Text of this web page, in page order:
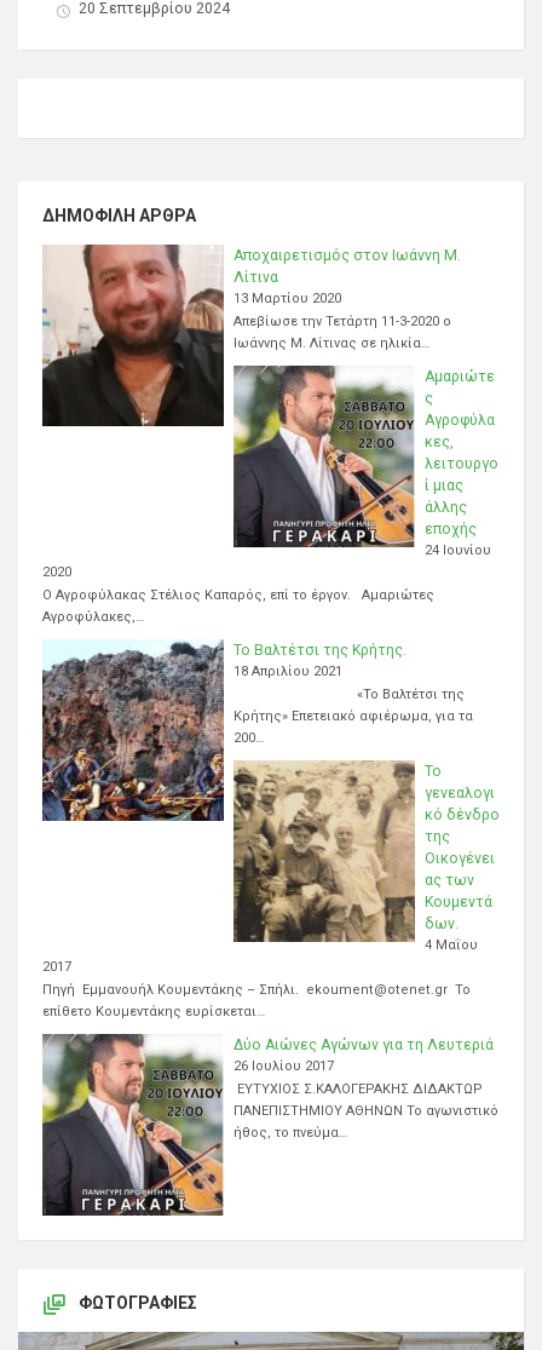
20 Σεπτεμβρίου 2024
ΔΗΜΟΦΙΛΉ ΆΡΘΡΑ
Αποχαιρετισμός στον Ιωάννη Μ.
Λίτινα
13 Μαρτίου 2020
Απεβίωσε την Τετάρτη 11-3-2020 ο
Ιωάννης Μ. Λίτινας σε ηλικία…
Αμαριώτε
ς
Αγροφύλα
κες,
λειτουργο
ί μιας
άλλης
εποχής
24 Ιουνίου
2020
Ο Αγροφύλακας Στέλιος Καπαρός, επί το έργον. Αμαριώτες
Αγροφύλακες,…
Το Βαλτέτσι της Κρήτης.
18 Απριλίου 2021
«Το Βαλτέτσι της
Κρήτης» Επετειακό αφιέρωμα, για τα
200…
Το
γενεαλογι
κό δένδρο
της
Οικογένει
ας των
Κουμεντά
δων.
4 Μαΐου
2017
Πηγή Εμμανουήλ Κουμεντάκης – Σπήλι. ekoument@otenet.gr Το
επίθετο Κουμεντάκης ευρίσκεται…
Δύο Αιώνες Αγώνων για τη Λευτεριά
26 Ιουλίου 2017
ΕΥΤΥΧΙΟΣ Σ.ΚΑΛΟΓΕΡΑΚΗΣ ΔΙΔΑΚΤΩΡ
ΠΑΝΕΠΙΣΤΗΜΙΟΥ ΑΘΗΝΩΝ Το αγωνιστικό
ήθος, το πνεύμα…
ΦΩΤΟΓΡΑΦΊΕΣ